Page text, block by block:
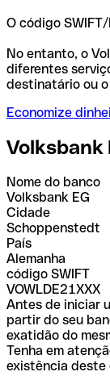
O código
No entanto, o
diferentes
destinatário ou
Economize
Volksbank
Nome do banco
Volksbank EG
Cidade
Schoppenstedt
País
Alemanha
código SWIFT
VOWLDE21XXX
Antes de iniciar
partir do seu
exatidão do
Tenha em
existência deste